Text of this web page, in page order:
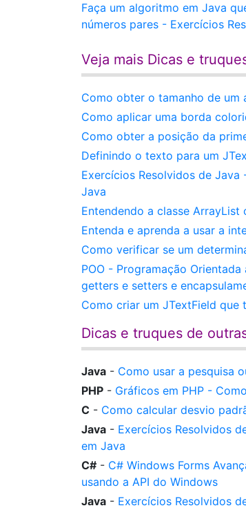
Faça um algoritmo em Java
números pares - Exercícios
Veja mais Dicas e
Como obter o tamanho de um
Como aplicar uma borda
Como obter a posição da
Definindo o texto para um
Exercícios Resolvidos de
Java
Entendendo a classe ArrayList
Entenda e aprenda a usar a
Como verificar se um
POO - Programação
getters e setters e
Como criar um JTextField que
Dicas e truques de
Java - Como usar a pesquisa
PHP - Gráficos em PHP -
C - Como calcular desvio
Java - Exercícios Resolvidos
em Java
C# - C# Windows Forms
usando a API do Windows
Java - Exercícios Resolvidos